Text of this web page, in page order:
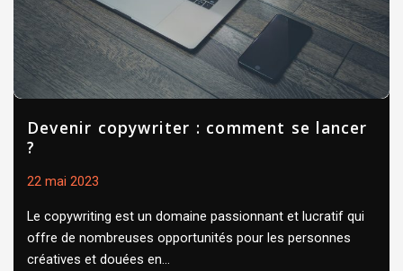
Devenir copywriter : comment se lancer
?
22 mai 2023
Le copywriting est un domaine passionnant et lucratif qui
offre de nombreuses opportunités pour les personnes
créatives et douées en...